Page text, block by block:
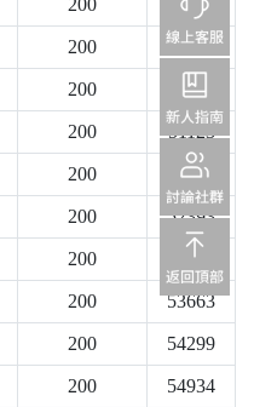
200 49217
200 49853
200 50488
200 51123
200 51758
200 52393
200 53028
200 53663
200 54299
200 54934